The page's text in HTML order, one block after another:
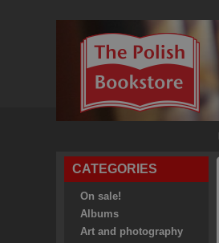
CATEGORIES
On sale!
Albums
Art and photography